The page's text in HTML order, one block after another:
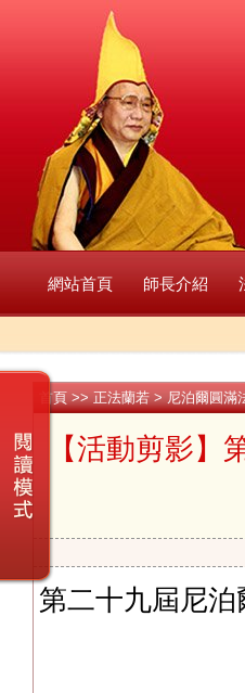
網站首頁 師長介紹
首頁 >> 正法蘭若 > 尼泊爾圓滿
【活動剪影
第二十九屆尼